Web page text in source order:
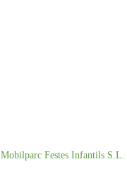
Mobilparc Festes Infantils S.L.